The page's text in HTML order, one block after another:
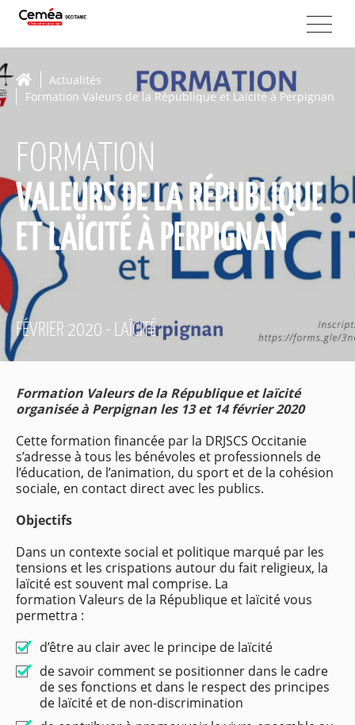
Actualités
Formation Valeurs de la République et Laïcité à Perpignan
FORMATION
VALEURS DE LA RÉPUBLIQUE
ET LAÏCITÉ À PERPIGNAN
FÉVRIER 2020 - LAÏCITÉ
Formation Valeurs de la République et laïcité
organisée à Perpignan les 13 et 14 février 2020
Cette formation financée par la DRJSCS Occitanie
s’adresse à tous les bénévoles et professionnels de
l’éducation, de l’animation, du sport et de la cohésion
sociale, en contact direct avec les publics.
Objectifs
Dans un contexte social et politique marqué par les
tensions et les crispations autour du fait religieux, la
laïcité est souvent mal comprise. La
formation Valeurs de la République et laïcité vous
permettra :
d’être au clair avec le principe de laïcité
de savoir comment se positionner dans le cadre
de ses fonctions et dans le respect des principes
de laïcité et de non-discrimination